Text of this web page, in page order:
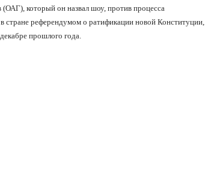
который он назвал шоу, против процесса
стране референдумом о ратификации новой Конституции,
прошлого года.